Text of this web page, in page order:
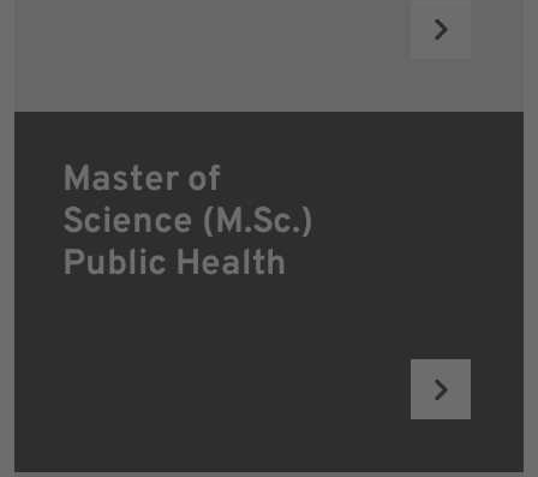
Master of
Science (M.Sc.)
Public Health